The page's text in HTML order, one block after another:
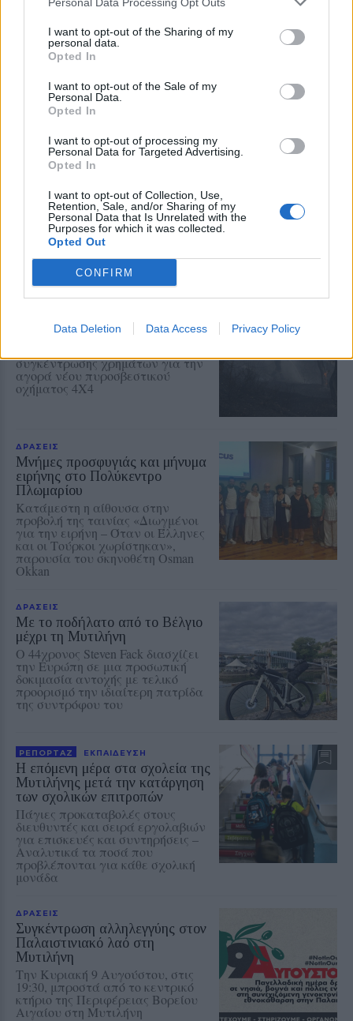
I want to opt-out of the Sharing of my
personal data.
Opted In
I want to opt-out of the Sale of my
Personal Data.
Opted In
I want to opt-out of processing my
Personal Data for Targeted Advertising.
Opted In
I want to opt-out of Collection, Use,
Retention, Sale, and/or Sharing of my
Personal Data that Is Unrelated with the
Purposes for which it was collected.
Opted Out
CONFIRM
Data Deletion Data Access Privacy Policy
Μαθαίνοντας από μικροί να
κινούμαστε με ασφάλεια
Εκδήλωση της Ένωσης Συλλόγων
ομιλήτρια την αστυνόμο Χρύσα
Βακάλη
Αντίδραση των ιδιωτικών
της Μυτιλήνης
Παρέμβαση της Ένωσης Ιδιωτικών
Υπαλλήλων Λέσβου για τα
διευρυμένα ωράρια και τις
συνθήκες εργασίας στα εμπορικά
καταστήματα
Έκκληση για νέο πυροσβεστικό
όχημα στο Πλωμάρι
συγκέντρωσης χρημάτων για την
αγορά νέου πυροσβεστικού
οχήματος 4Χ4
ΔΡΑΣΕΙΣ
Μνήμες προσφυγιάς και μήνυμα
ειρήνης στο Πολύκεντρο
Πλωμαρίου
Κατάμεστη η αίθουσα στην
προβολή της ταινίας «Διωγμένοι
για την ειρήνη – Όταν οι Έλληνες
και οι Τούρκοι χωρίστηκαν»,
παρουσία του σκηνοθέτη Osman
Okkan
ΔΡΑΣΕΙΣ
Με το ποδήλατο από το Βέλγιο
μέχρι τη Μυτιλήνη
Ο 44χρονος Steven Fack διασχίζει
την Ευρώπη σε μια προσωπική
δοκιμασία αντοχής με τελικό
προορισμό την ιδιαίτερη πατρίδα
της συντρόφου του
ΡΕΠΟΡΤΑΖ ΕΚΠΑΙΔΕΥΣΗ
Η επόμενη μέρα στα σχολεία της
Μυτιλήνης μετά την κατάργηση
των σχολικών επιτροπών
Πάγιες προκαταβολές στους
διευθυντές και σειρά εργολαβιών
για επισκευές και συντηρήσεις –
Αναλυτικά τα ποσά που
προβλέπονται για κάθε σχολική
μονάδα
ΔΡΑΣΕΙΣ
Συγκέντρωση αλληλεγγύης στον
Παλαιστινιακό λαό στη
Μυτιλήνη
Την Κυριακή 9 Αυγούστου, στις
19:30, μπροστά από το κεντρικό
κτήριο της Περιφέρειας Βορείου
Αιγαίου στη Μυτιλήνη